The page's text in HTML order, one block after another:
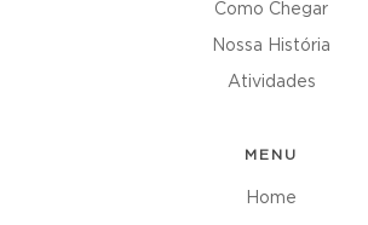
Como Chegar
Nossa História
Atividades
MENU
Home